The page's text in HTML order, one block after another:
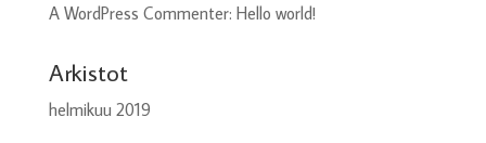
A WordPress Commenter: Hello world!
Arkistot
helmikuu 2019